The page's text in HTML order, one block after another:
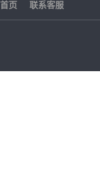
首页 联系客服